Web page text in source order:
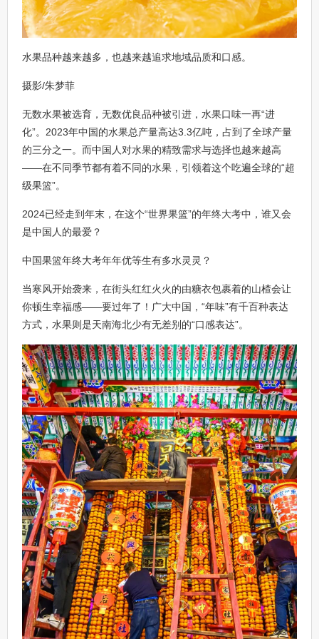
水果品种越来越多，也越来越追求地域品质和口感。
摄影/朱梦菲
无数水果被选育，无数优良品种被引进，水果口味一再“进
化”。2023年中国的水果总产量高达3.3亿吨，占到了全球产量
的三分之一。而中国人对水果的精致需求与选择也越来越高
——在不同季节都有着不同的水果，引领着这个吃遍全球的“超
级果篮”。
2024已经走到年末，在这个“世界果篮”的年终大考中，谁又会
是中国人的最爱？
中国果篮年终大考年年优等生有多水灵灵？
当寒风开始袭来，在街头红红火火的由糖衣包裹着的山楂会让
你顿生幸福感——要过年了！广大中国，“年味”有千百种表达
方式，水果则是天南海北少有无差别的“口感表达”。